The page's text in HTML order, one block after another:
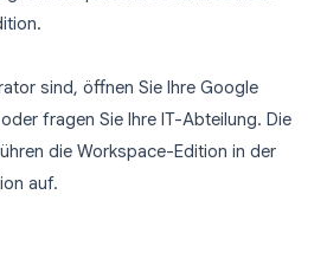
sind, öffnen Sie Ihre Google
fragen Sie Ihre IT-Abteilung. Die
die Workspace-Edition in der
auf.